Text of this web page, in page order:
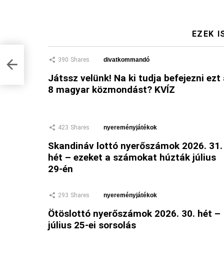
EZEK
390 Shares divatkommandó
Játssz velünk! Na ki tudja befejezni ezt
8 magyar közmondást? KVÍZ
423 Shares nyereményjátékok
Skandináv lottó nyerőszámok 2026. 31.
hét – ezeket a számokat húzták július
29-én
293 Shares nyereményjátékok
Ötöslottó nyerőszámok 2026. 30. hét –
július 25-ei sorsolás